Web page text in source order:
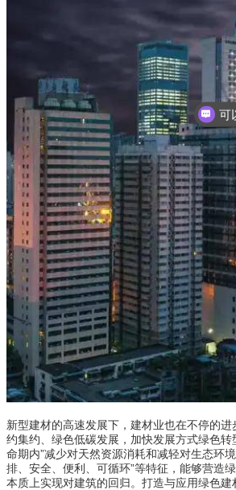
新型建材的高速发展下，建材业也在不停的
约集约、绿色低碳发展，加快发展方式绿色转
命期内”减少对天然资源消耗和减轻对生态环
排、安全、便利、可循环”等特征，能够营造
本质上实现对建筑的回归。打造与应用绿色建